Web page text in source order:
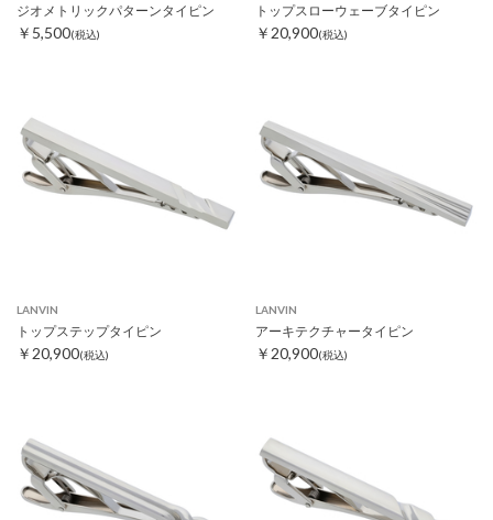
ジオメトリックパターンタイピン
￥5,500(税込)
トップスローウェーブタイピン
￥20,900(税込)
LANVIN
トップステップタイピン
￥20,900(税込)
LANVIN
アーキテクチャータイピン
￥20,900(税込)